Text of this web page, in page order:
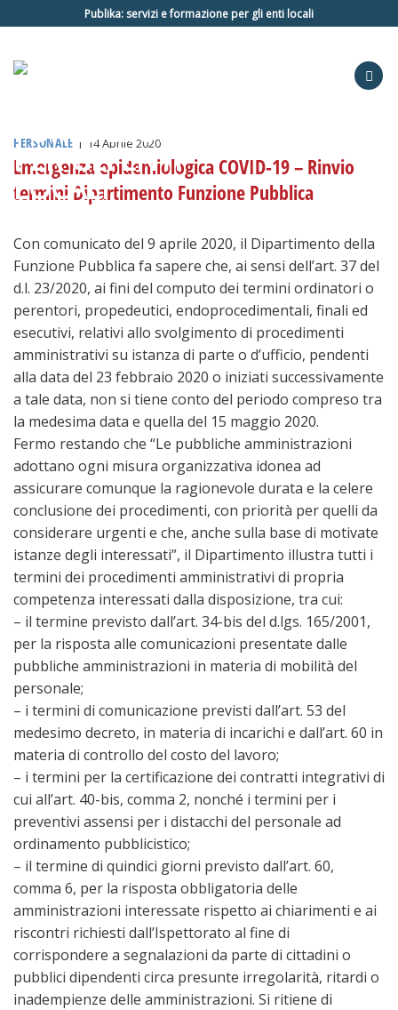
ai
Publika: servizi e formazione per gli enti locali
PERSONALE | 14 Aprile 2020
Emergenza epidemiologica COVID-19 – Rinvio
termini Dipartimento Funzione Pubblica
Con comunicato del 9 aprile 2020, il Dipartimento della
Funzione Pubblica fa sapere che, ai sensi dell’art. 37 del
d.l. 23/2020, ai fini del computo dei termini ordinatori o
perentori, propedeutici, endoprocedimentali, finali ed
esecutivi, relativi allo svolgimento di procedimenti
amministrativi su istanza di parte o d’ufficio, pendenti
alla data del 23 febbraio 2020 o iniziati successivamente
a tale data, non si tiene conto del periodo compreso tra
la medesima data e quella del 15 maggio 2020.
Fermo restando che “Le pubbliche amministrazioni
adottano ogni misura organizzativa idonea ad
assicurare comunque la ragionevole durata e la celere
conclusione dei procedimenti, con priorità per quelli da
considerare urgenti e che, anche sulla base di motivate
istanze degli interessati”, il Dipartimento illustra tutti i
termini dei procedimenti amministrativi di propria
competenza interessati dalla disposizione, tra cui:
– il termine previsto dall’art. 34-bis del d.lgs. 165/2001,
per la risposta alle comunicazioni presentate dalle
pubbliche amministrazioni in materia di mobilità del
personale;
– i termini di comunicazione previsti dall’art. 53 del
medesimo decreto, in materia di incarichi e dall’art. 60 in
materia di controllo del costo del lavoro;
– i termini per la certificazione dei contratti integrativi di
cui all’art. 40-bis, comma 2, nonché i termini per i
preventivi assensi per i distacchi del personale ad
ordinamento pubblicistico;
– il termine di quindici giorni previsto dall’art. 60,
comma 6, per la risposta obbligatoria delle
amministrazioni interessate rispetto ai chiarimenti e ai
riscontri richiesti dall’Ispettorato al fine di
corrispondere a segnalazioni da parte di cittadini o
pubblici dipendenti circa presunte irregolarità, ritardi o
inadempienze delle amministrazioni. Si ritiene di